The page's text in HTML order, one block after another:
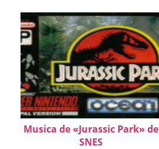
Musica de «Jurassic Park» de
SNES